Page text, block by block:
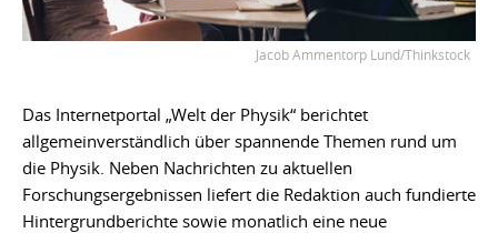
Jacob Ammentorp Lund/Thinkstock
Das Internetportal „Welt der Physik“ berichtet
allgemeinverständlich über spannende Themen rund um
die Physik. Neben Nachrichten zu aktuellen
Forschungsergebnissen liefert die Redaktion auch fundierte
Hintergrundberichte sowie monatlich eine neue